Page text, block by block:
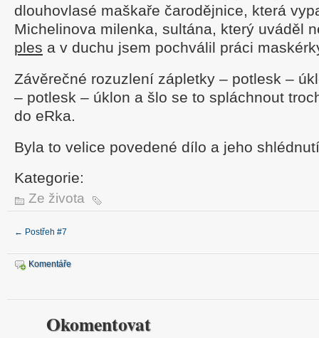
dlouhovlasé maškaře čarodějnice, která
Michelinova milenka, sultána, který uváděl
ples a v duchu jsem pochválil práci
Závěrečné rozuzlení zápletky – potlesk –
– potlesk – úklon a šlo se to spláchnout
do eRka.
Byla to velice povedené dílo a jeho
Kategorie:
Ze života
← Postřeh #7
Komentáře
Okomentovat